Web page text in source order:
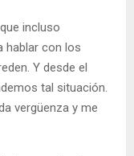
incluso
hablar con los
Y desde el
tal situación.
vergüenza y me